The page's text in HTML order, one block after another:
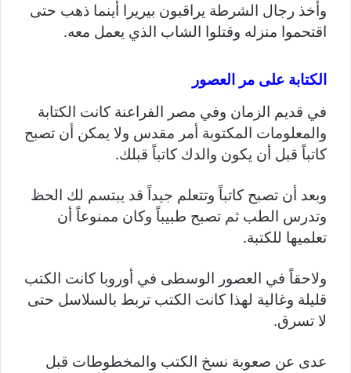
وأخذ رجال الشرطة يراقبون بيريرا أينما ذهب حتى
اقتحموا منزله وقتلوا الشاب الذي يعمل معه.
الكتابة على مر العصور
في قديم الزمان وفي مصر الفراعنة كانت الكتابة
والمعلومات المكتوبة أمر مقدس ولا يمكن أن تصبح
كاتباً قبل أن يكون والدك كاتباً قبلك.
وبعد أن تصبح كاتباً وتتعلم جيداً قد يبتسم لك الحظ
وتدرس الطب ثم تصبح طبيباً وكان ممنوعاً أن
تعلميها للكتبة.
ولاحقاً في العصور الوسطى في أوروبا كانت الكتب
قليلة وغالية لهذا كانت الكتب تربط بالسلاسل حتى
لا تسرق.
عدى عن صعوبة نسخ الكتب والمخطوطات قبل